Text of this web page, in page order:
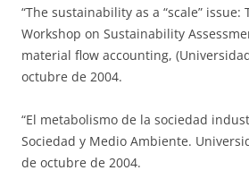
“The sustainability as a “scale” issue:
Workshop on Sustainability
material flow accounting,
octubre de 2004.
“El metabolismo de la sociedad
Sociedad y Medio Ambiente.
de octubre de 2004.